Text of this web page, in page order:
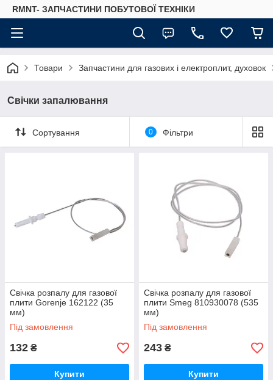
RMNT- ЗАПЧАСТИНИ ПОБУТОВОЇ ТЕХНІКИ
Товари Запчастини для газових і електроплит, духовок
Свічки запалювання
Сортування 0 Фільтри
Свічка розпалу для газової
плити Gorenje 162122 (35
мм)
Під замовлення
132 ₴
Купити
Свічка розпалу для газової
плити Smeg 810930078 (535
мм)
Під замовлення
243 ₴
Купити